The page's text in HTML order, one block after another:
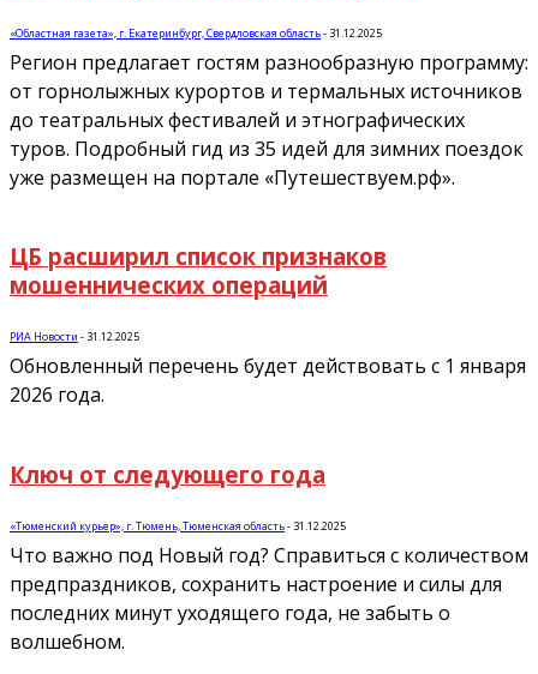
«Областная газета», г. Екатеринбург, Свердловская область- 31.12.2025
Регион предлагает гостям разнообразную программу:
от горнолыжных курортов и термальных источников
до театральных фестивалей и этнографических
туров. Подробный гид из 35 идей для зимних поездок
уже размещен на портале «Путешествуем.рф».
ЦБ расширил список признаков
мошеннических операций
РИА Новости - 31.12.2025
Обновленный перечень будет действовать с 1 января
2026 года.
Ключ от следующего года
«Тюменский курьер», г. Тюмень, Тюменская область- 31.12.2025
Что важно под Новый год? Справиться с количеством
предпраздников, сохранить настроение и силы для
последних минут уходящего года, не забыть о
волшебном.